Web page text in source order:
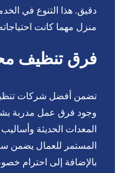
دقيق. هذا التنوع في
منزل مهما كانت
فرق تنظيف
تضمن أفضل شركات
وجود فرق عمل مدربة
المعدات الحديثة
المستمر للعمال يضمن
بالإضافة إلى احترام